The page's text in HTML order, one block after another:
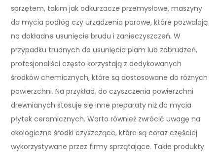
sprzętem, takim jak odkurzacze przemysłowe, maszyny
do mycia podłóg czy urządzenia parowe, które pozwalają
na dokładne usunięcie brudu i zanieczyszczeń. W
przypadku trudnych do usunięcia plam lub zabrudzeń,
profesjonaliści często korzystają z dedykowanych
środków chemicznych, które są dostosowane do różnych
powierzchni. Na przykład, do czyszczenia powierzchni
drewnianych stosuje się inne preparaty niż do mycia
płytek ceramicznych. Warto również zwrócić uwagę na
ekologiczne środki czyszczące, które są coraz częściej
wykorzystywane przez firmy sprzątające. Takie produkty